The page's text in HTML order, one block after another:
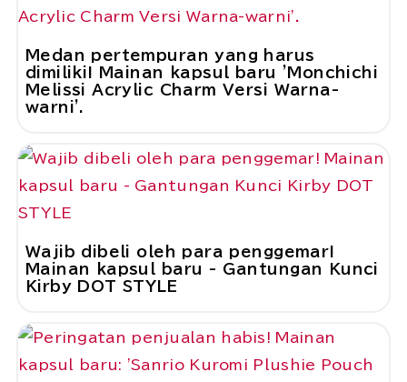
Medan pertempuran yang harus
dimiliki! Mainan kapsul baru 'Monchichi
Melissi Acrylic Charm Versi Warna-
warni'.
Wajib dibeli oleh para penggemar!
Mainan kapsul baru - Gantungan Kunci
Kirby DOT STYLE